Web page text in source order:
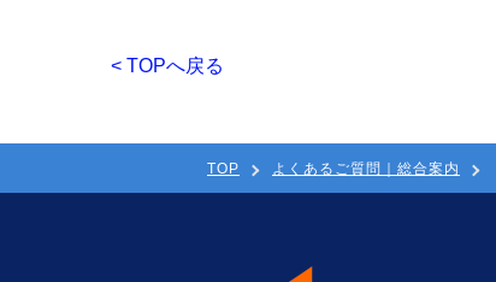
< TOPへ戻る
TOP よくあるご質問｜総合案内